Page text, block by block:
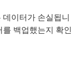
이터가 손실됩니
백업했는지 확인